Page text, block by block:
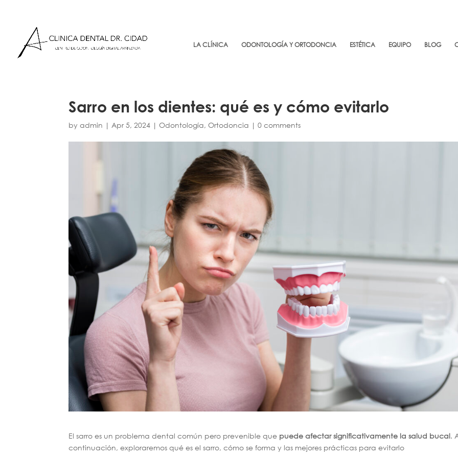
LA CLÍNICA ODONTOLOGÍA Y ORTODONCIA ESTÉTICA EQUIPO BLOG
Sarro en los dientes: qué es y cómo evitarlo
byadmin |Apr 5, 2024 |Odontología,Ortodoncia |0 comments
El sarro es un problema dental común pero prevenible que puede afectar significativamente la salud bucal.
continuación, exploraremos qué es el sarro, cómo se forma y las mejores prácticas para evitarlo